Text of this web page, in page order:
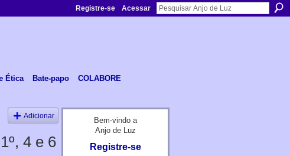
Registre-se Acessar
Ética Bate-papo
COLABORE
Adicionar
4 e 6
Bem-vindo a
Anjo de Luz
Registre-se